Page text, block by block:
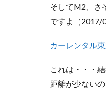
そしてM2、さ
ですよ（2017/
カーレンタル
これは・・・
距離が少ない